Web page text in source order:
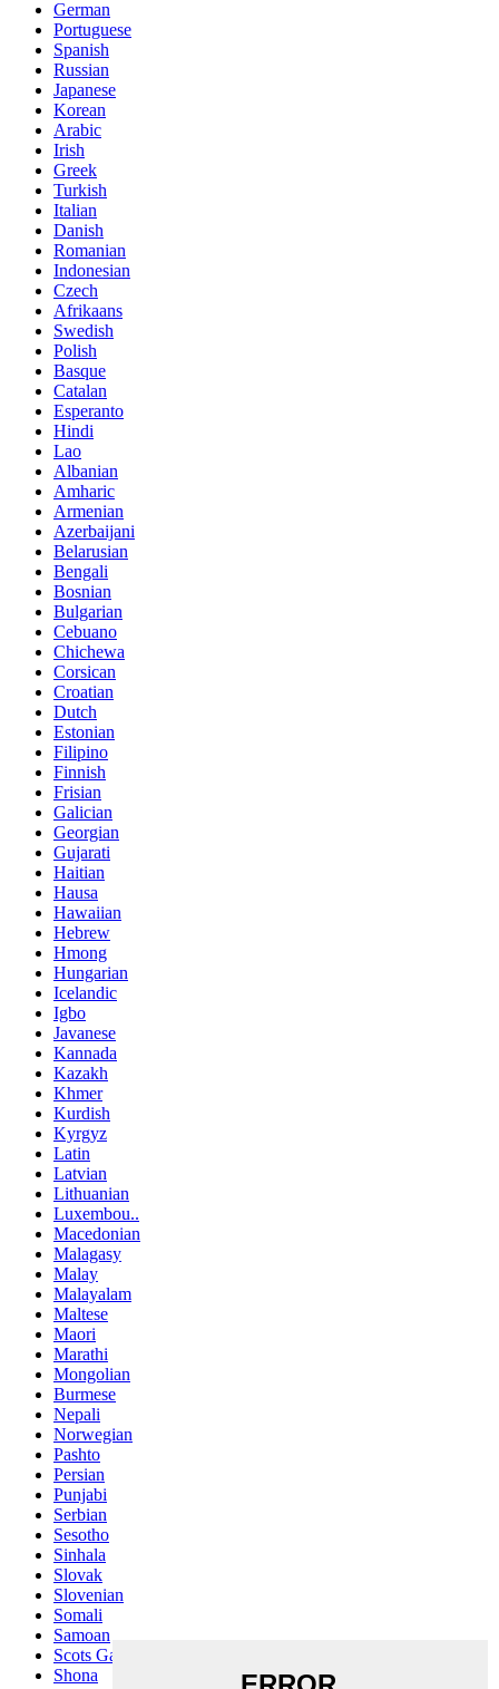
German
Portuguese
Spanish
Russian
Japanese
Korean
Arabic
Irish
Greek
Turkish
Italian
Danish
Romanian
Indonesian
Czech
Afrikaans
Swedish
Polish
Basque
Catalan
Esperanto
Hindi
Lao
Albanian
Amharic
Armenian
Azerbaijani
Belarusian
Bengali
Bosnian
Bulgarian
Cebuano
Chichewa
Corsican
Croatian
Dutch
Estonian
Filipino
Finnish
Frisian
Galician
Georgian
Gujarati
Haitian
Hausa
Hawaiian
Hebrew
Hmong
Hungarian
Icelandic
Igbo
Javanese
Kannada
Kazakh
Khmer
Kurdish
Kyrgyz
Latin
Latvian
Lithuanian
Luxembou..
Macedonian
Malagasy
Malay
Malayalam
Maltese
Maori
Marathi
Mongolian
Burmese
Nepali
Norwegian
Pashto
Persian
Punjabi
Serbian
Sesotho
Sinhala
Slovak
Slovenian
Somali
Samoan
Scots Gaelic
Shona